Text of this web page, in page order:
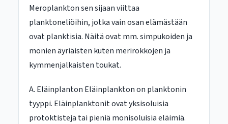
Meroplankton sen sijaan viittaa
planktoneliöihin, jotka vain osan elämästään
ovat planktisia. Näitä ovat mm. simpukoiden ja
monien äyriäisten kuten merirokkojen ja
kymmenjalkaisten toukat.
A. Eläinplanton Eläinplankton on planktonin
tyyppi. Eläinplanktonit ovat yksisoluisia
protoktisteja tai pieniä monisoluisia eläimiä.